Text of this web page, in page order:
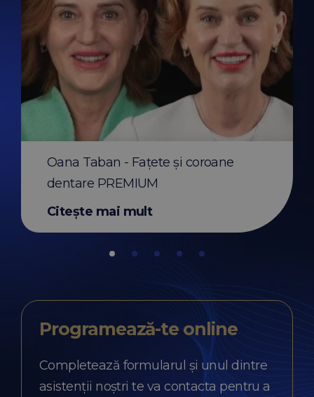
Oana Taban - Fațete și coroane
dentare PREMIUM
Citește mai mult
Before & After
transparent
Programează-te online
Completează formularul și unul dintre
asistenții noștri te va contacta pentru a